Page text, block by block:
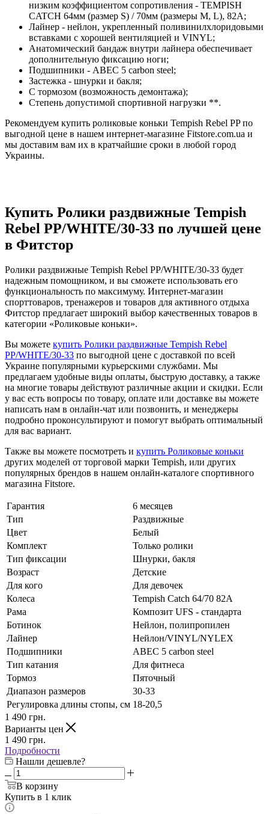
низким коэффициентом сопротивления - TEMPISH
CATCH 64мм (размер S) / 70мм (размеры M, L), 82A;
Лайнер - нейлон, укрепленный поливинилхлоридовыми
вставками с хорошей вентиляцией и VINYL;
Анатомический бандаж внутри лайнера обеспечивает
дополнительную фиксацию ноги;
Подшипники - АВЕС 5 carbon steel;
Застежка - шнурки и бакля;
С тормозом (возможность демонтажа);
Степень допустимой спортивной нагрузки **.
Рекомендуем купить роликовые коньки Tempish Rebel PP по
выгодной цене в нашем интернет-магазине Fitstore.com.ua и
мы доставим вам их в кратчайшие сроки в любой город
Украины.
Купить Ролики раздвижные Tempish
Rebel PP/WHITE/30-33 по лучшей цене
в Фитстор
Ролики раздвижные Tempish Rebel PP/WHITE/30-33 будет
надежным помощником, и вы сможете использовать его
функциональность по максимуму. Интернет-магазин
спорттоваров, тренажеров и товаров для активного отдыха
Фитстор предлагает широкий выбор качественных товаров в
категории «Роликовые коньки».
Вы можете купить Ролики раздвижные Tempish Rebel
PP/WHITE/30-33 по выгодной цене с доставкой по всей
Украине популярными курьерскими службами. Мы
предлагаем удобные виды оплаты, быструю доставку, а также
на многие товары действуют различные акции и скидки. Если
у вас есть вопросы по товару, оплате или доставке вы можете
написать нам в онлайн-чат или позвонить, и менеджеры
подробно проконсультируют и помогут выбрать оптимальный
для вас вариант.
Также вы можете посмотреть и купить Роликовые коньки
других моделей от торговой марки Tempish, или других
популярных брендов в нашем онлайн-каталоге спортивного
магазина Fitstore.
Гарантия
6 месяцев
Тип
Раздвижные
Цвет
Белый
Комплект
Только ролики
Тип фиксации
Шнурки, бакля
Возраст
Детские
Для кого
Для девочек
Колеса
Tempish Catch 64/70 82А
Рама
Композит UFS - стандарта
Ботинок
Нейлон, полипропилен
Лайнер
Нейлон/VINYL/NYLEX
Подшипники
АВЕС 5 carbon steel
Тип катания
Для фитнеса
Тормоз
Пяточный
Диапазон размеров
30-33
Регулировка длины стопы, см 18-20,5
1 490 грн.
Варианты цен
1 490 грн.
Подробности
Нашли дешевле?
В корзину
Купить в 1 клик